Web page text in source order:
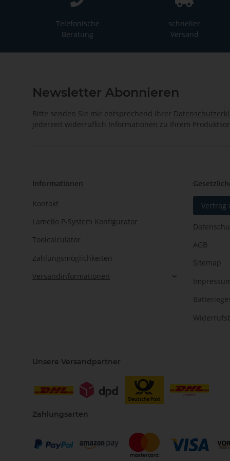
Telefonische
Beratung
schneller
Versand
Newsletter Abonnieren
Bitte senden Sie mir entsprechend Ihrer
jederzeit widerruflich Informationen zu Ihrem
Informationen
Kontakt
Lamello P-System Konfigurator
Toolcalculator
Zahlungsmöglichkeiten
Versandinformationen
Vertrag
AGB
Sitemap
Unsere Versandpartner
Zahlungsarten